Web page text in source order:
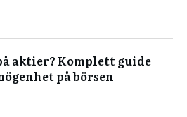
aktier? Komplett guide
på börsen